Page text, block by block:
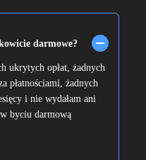
darmowe?
ukrytych opłat, żadnych
płatnościami, żadnych
i nie wydałam ani
byciu darmową